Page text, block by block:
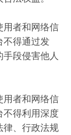
者和网络信
不得通过发
段侵害他人
者和网络信
不得利用深度
律、行政法规